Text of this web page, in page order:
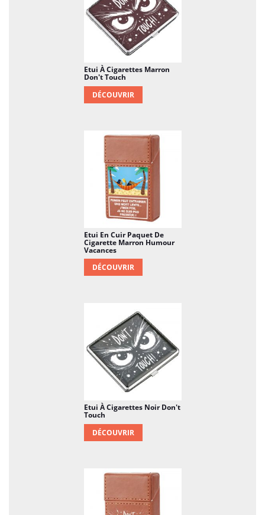
Etui À Cigarettes Marron
Don't Touch
DÉCOUVRIR
Etui En Cuir Paquet De
Cigarette Marron Humour
Vacances
DÉCOUVRIR
Etui À Cigarettes Noir Don't
Touch
DÉCOUVRIR